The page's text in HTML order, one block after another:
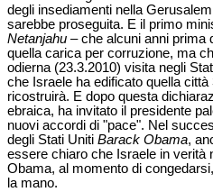
degli insediamenti nella
sarebbe proseguita. E il primo
Netanjahu – che alcuni anni prima
quella carica per corruzione, ma
odierna (23.3.2010) visita negli
che Israele ha edificato quella
ricostruirà. E dopo questa
ebraica, ha invitato il presidente
nuovi accordi di "pace". Nel
degli Stati Uniti Barack Obama,
essere chiaro che Israele in verità
Obama, al momento di
la mano.